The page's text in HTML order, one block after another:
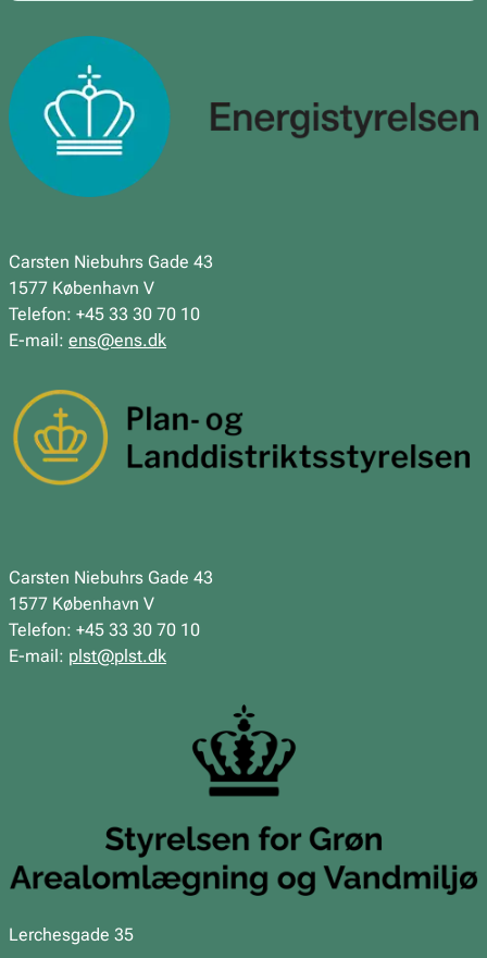
Carsten Niebuhrs Gade 43
1577 København V
Telefon: +45 33 30 70 10
E-mail: ens@ens.dk
Carsten Niebuhrs Gade 43
1577 København V
Telefon: +45 33 30 70 10
E-mail: plst@plst.dk
Lerchesgade 35